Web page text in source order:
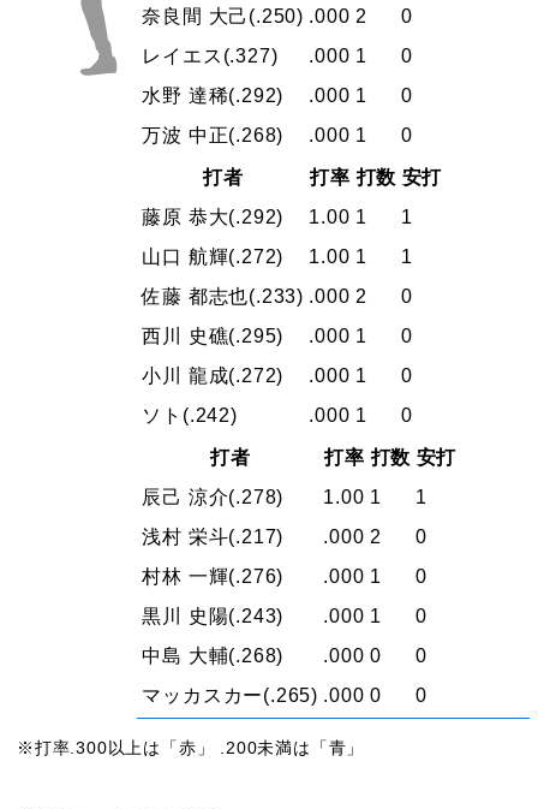
奈良間 大己 (.250) .000 2
0
レイエス (.327) .000 1
0
水野 達稀(.292) .000 1
0
万波 中正(.268) .000 1 0
打者 打率 打数 安打
藤原 恭大(.292) 1.00 1
1
山口 航輝(.272) 1.00 1
1
佐藤 都志也(.233) .000 2
0
西川 史礁(.295) .000 1
0
小川 龍成(.272) .000 1
0
ソト (.242) .000 1 0
打者 打率 打数 安打
辰己 涼介(.278) 1.00 1
1
浅村 栄斗(.217) .000 2
0
村林 一輝(.276) .000 1
0
黒川 史陽(.243) .000 1
0
中島 大輔(.268) .000 0
0
マッカスカー(.265) .000 0 0
※打率.300以上は「赤」 .200未満は「青」